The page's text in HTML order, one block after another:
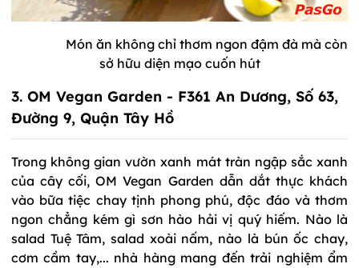
Món ăn không chỉ thơm ngon đậm đà mà còn
sở hữu diện mạo cuốn hút
3. OM Vegan Garden - F361 An Dương, Số 63,
Đường 9, Quận Tây Hồ
Trong không gian vườn xanh mát tràn ngập sắc xanh
của cây cối, OM Vegan Garden dẫn dắt thực khách
vào bữa tiệc chay tịnh phong phú, độc đáo và thơm
ngon chẳng kém gì sơn hào hải vị quý hiếm. Nào là
salad Tuệ Tâm, salad xoài nấm, nào là bún ốc chay,
cơm cầm tay,... nhà hàng mang đến trải nghiệm ẩm